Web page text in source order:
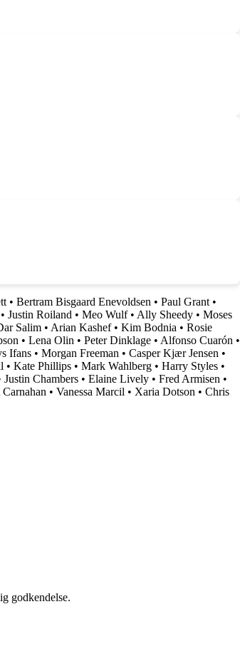
• Bertram Bisgaard Enevoldsen • Paul Grant •
• Justin Roiland • Meo Wulf• Ally Sheedy • Moses
Salim • Arian Kashef• Kim Bodnia • Rosie
• Lena Olin • Peter Dinklage • Alfonso Cuarón •
Ifans • Morgan Freeman • Casper Kjær Jensen •
• Kate Phillips • Mark Wahlberg • Harry Styles •
Justin Chambers • Elaine Lively • Fred Armisen •
• Vanessa Marcil • Xaria Dotson • Chris
godkendelse.